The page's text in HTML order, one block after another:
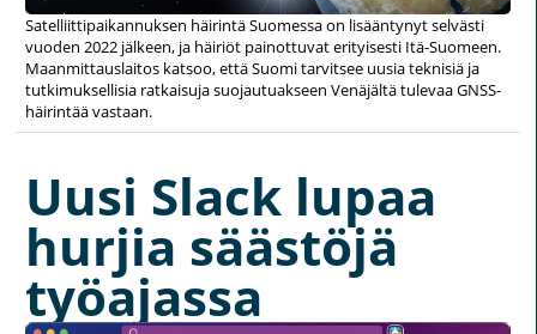
Satelliittipaikannuksen häirintä Suomessa on lisääntynyt selvästi
vuoden 2022 jälkeen, ja häiriöt painottuvat erityisesti Itä-Suomeen.
Maanmittauslaitos katsoo, että Suomi tarvitsee uusia teknisiä ja
tutkimuksellisia ratkaisuja suojautuakseen Venäjältä tulevaa GNSS-
häirintää vastaan.
Uusi Slack lupaa
hurjia säästöjä
työajassa